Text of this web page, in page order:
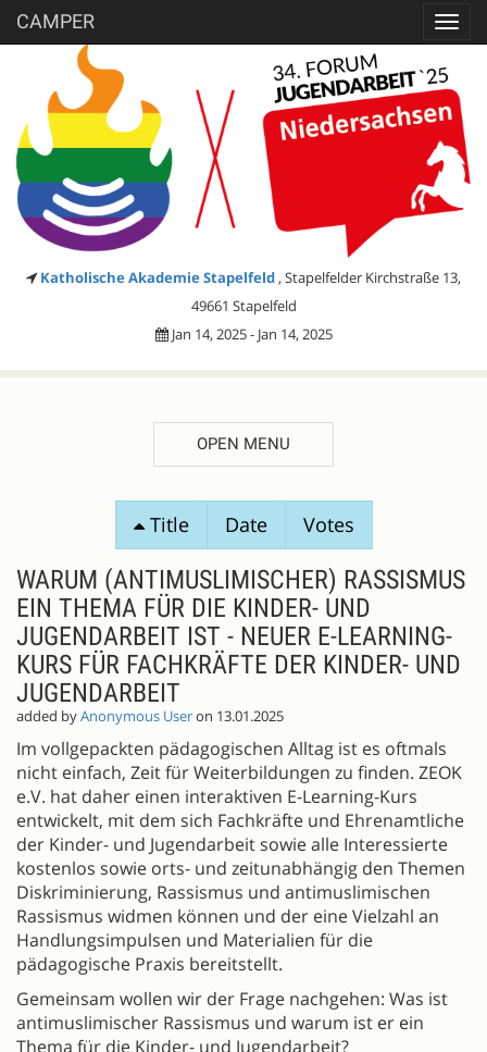
CAMPER
Katholische Akademie Stapelfeld , Stapelfelder Kirchstraße 13,
49661 Stapelfeld
Jan 14, 2025 - Jan 14, 2025
OPEN MENU
Title Date Votes
WARUM (ANTIMUSLIMISCHER) RASSISMUS
EIN THEMA FÜR DIE KINDER- UND
JUGENDARBEIT IST - NEUER E-LEARNING-
KURS FÜR FACHKRÄFTE DER KINDER- UND
JUGENDARBEIT
added byAnonymous Useron 13.01.2025
Im vollgepackten pädagogischen Alltag ist es oftmals
nicht einfach, Zeit für Weiterbildungen zu finden. ZEOK
e.V. hat daher einen interaktiven E-Learning-Kurs
entwickelt, mit dem sich Fachkräfte und Ehrenamtliche
der Kinder- und Jugendarbeit sowie alle Interessierte
kostenlos sowie orts- und zeitunabhängig den Themen
Diskriminierung, Rassismus und antimuslimischen
Rassismus widmen können und der eine Vielzahl an
Handlungsimpulsen und Materialien für die
pädagogische Praxis bereitstellt.
Gemeinsam wollen wir der Frage nachgehen: Was ist
antimuslimischer Rassismus und warum ist er ein
Thema für die Kinder- und Jugendarbeit?